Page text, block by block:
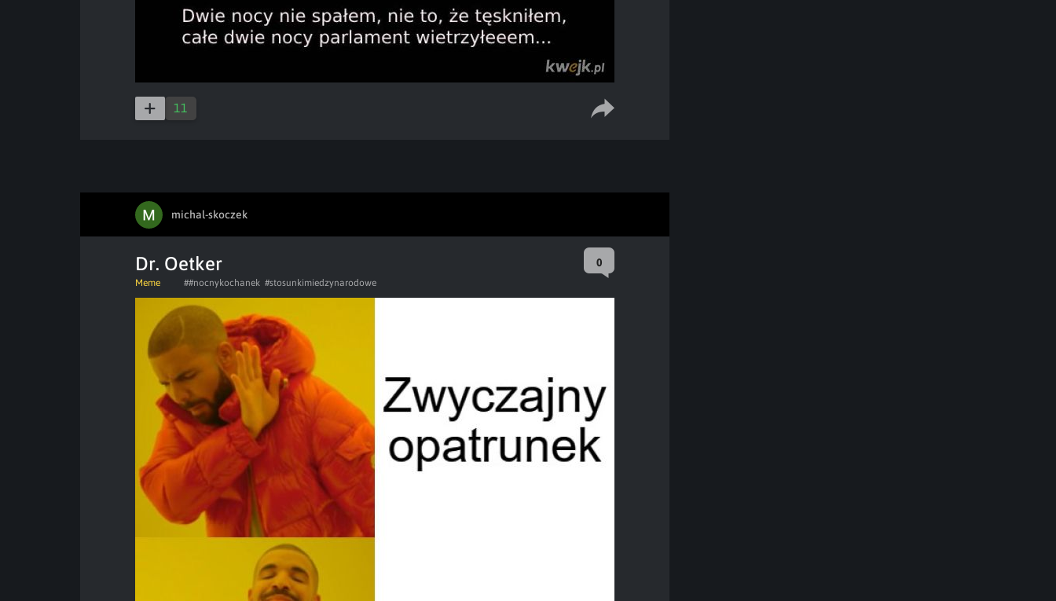
11
michal-skoczek
Dr. Oetker 0
Meme ##nocnykochanek #stosunkimiedzynarodowe